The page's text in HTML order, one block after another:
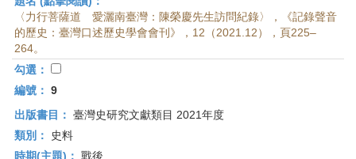
〈力行菩薩道 愛灑南臺灣：陳榮慶先生訪問紀錄〉，《記錄聲音
的歷史：臺灣口述歷史學會會刊》，12（2021.12），頁225–
264。
勾選：
編號： 9
出版書目： 臺灣史研究文獻類目 2021年度
類別：
史料
時期(主題)： 戰後